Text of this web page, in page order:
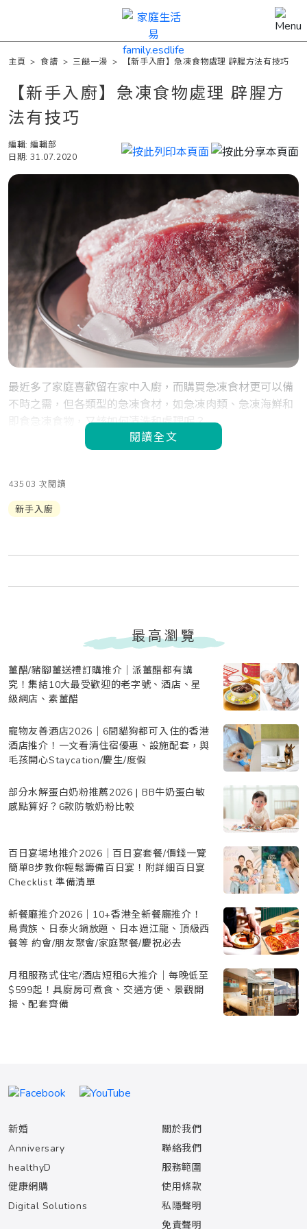
主頁 >食譜 >三餸一湯 > 【新手入廚】急凍食物處理 辟腥方法有技巧
【新手入廚】急凍食物處理 辟腥方
法有技巧
編輯: 編輯部
日期: 31.07.2020
最近多了家庭喜歡留在家中入廚，而購買急凍食材更可以備
不時之需，但各類型的急凍食材，如急凍肉類、急凍海鮮和
即食急凍食物，又該如何清洗和處理呢？
閱讀全文
43503 次閱讀
新手入廚
最高瀏覽
薑醋/豬腳薑送禮訂購推介｜派薑醋都有講
究！集結10大最受歡迎的老字號、酒店、星
級網店、素薑醋
寵物友善酒店2026｜6間貓狗都可入住的香港
酒店推介！一文看清住宿優惠、設施配套，與
毛孩開心Staycation/慶生/度假
部分水解蛋白奶粉推薦2026 | BB牛奶蛋白敏
感點算好？6款防敏奶粉比較
百日宴場地推介2026｜百日宴套餐/價錢一覽
簡單8步教你輕鬆籌備百日宴！附詳細百日宴
Checklist 準備清單
新餐廳推介2026｜10+香港全新餐廳推介！
鳥貴族、日泰火鍋放題、日本過江龍、頂級西
餐等 約會/朋友聚會/家庭聚餐/慶祝必去
月租服務式住宅/酒店短租6大推介｜每晚低至
$599起！具廚房可煮食、交通方便、景觀開
揚、配套齊備
新婚
Anniversary
healthyD
健康網購
Digital Solutions
關於我們
聯絡我們
服務範圍
使用條款
私隱聲明
免責聲明